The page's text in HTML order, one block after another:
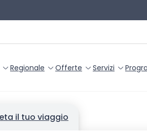
Regionale Offerte Servizi
il tuo viaggio